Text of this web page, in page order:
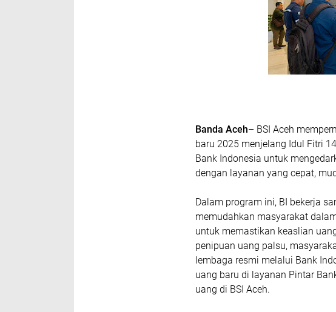
Banda Aceh– BSI Aceh
baru 2025 menjelang Idul Fitri
Bank Indonesia untuk
dengan layanan yang cepat,
Dalam program ini, BI bekerja
memudahkan masyarakat
untuk memastikan keaslian
penipuan uang palsu,
lembaga resmi melalui Bank
uang baru di layanan Pintar
uang di BSI Aceh.